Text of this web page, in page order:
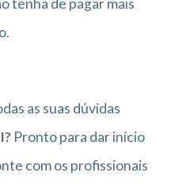
tenha de pagar mais
as suas dúvidas
Pronto para dar início
com os profissionais